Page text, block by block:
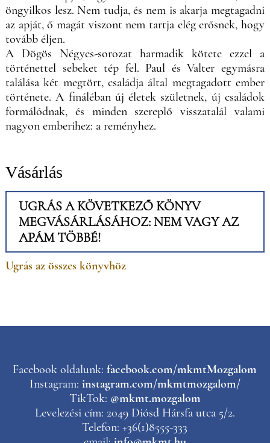
öngyilkos lesz. Nem tudja, és nem is akarja megtagadni
az apját, ő magát viszont nem tartja elég erősnek, hogy
tovább éljen.
A Dögös Négyes-sorozat harmadik kötete ezzel a
történettel sebeket tép fel. Paul és Valter egymásra
találása két megtört, családja által megtagadott ember
története. A fináléban új életek születnek, új családok
formálódnak, és minden szereplő visszatalál valami
nagyon emberihez: a reményhez.
Vásárlás
UGRÁS A KÖVETKEZŐ KÖNYV
MEGVÁSÁRLÁSÁHOZ: NEM VAGY AZ
APÁM TÖBBÉ!
Ugrás az összes könyvhöz
Facebook oldalunk:facebook.com/mkmtMozgalom
Instagram: instagram.com/mkmtmozgalom/
TikTok: @mkmt.mozgalom
Levelezési cím: 2049 Diósd Hársfa utca 5/2.
Telefon: +36(1)8555-333